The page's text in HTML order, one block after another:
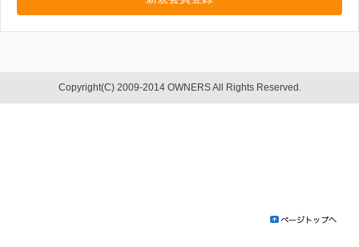
Copyright(C) 2009-2014 OWNERS All Rights Reserved.